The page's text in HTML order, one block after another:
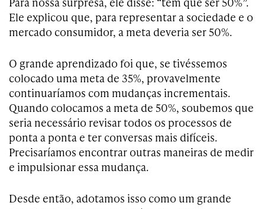
Ele explicou que, para representar a sociedade e o
mercado consumidor, a meta deveria ser 50%.
O grande aprendizado foi que, se tivéssemos
colocado uma meta de 35%, provavelmente
continuaríamos com mudanças incrementais.
Quando colocamos a meta de 50%, soubemos que
seria necessário revisar todos os processos de
ponta a ponta e ter conversas mais difíceis.
Precisaríamos encontrar outras maneiras de medir
e impulsionar essa mudança.
Desde então, adotamos isso como um grande